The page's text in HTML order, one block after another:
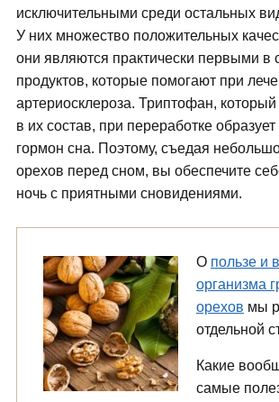
исключительными среди остальных
У них множество положительных
они являются практически первыми в
продуктов, которые помогают при
артериосклероза. Триптофан, который
в их состав, при переработке
гормон сна. Поэтому, съедая
орехов перед сном, вы обеспечите
ночь с приятными сновидениями.
О пользе и
организма
орехов мы
отдельной
Какие
самые